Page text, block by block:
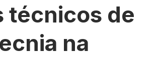
técnicos de
na